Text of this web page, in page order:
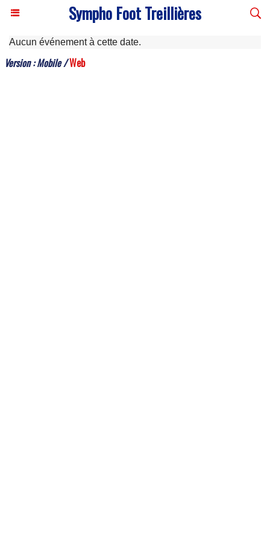
Sympho Foot Treillières
Aucun événement à cette date.
Version :Mobile/Web